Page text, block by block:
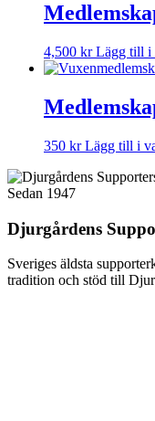
4,500 kr Lägg till i
350 kr Lägg till i
Sedan 1947
Djurgårdens
Sveriges äldsta
tradition och stöd till